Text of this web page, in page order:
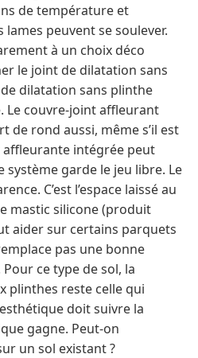
de température et
lames peuvent se soulever.
à un choix déco
le joint de dilatation sans
dilatation sans plinthe
Le couvre-joint affleurant
de rond aussi, même s’il est
intégrée peut
système garde le jeu libre. Le
C’est l’espace laissé au
mastic silicone (produit
aider sur certains parquets
pas une bonne
ce type de sol, la
plinthes reste celle qui
doit suivre la
gagne. Peut-on
un sol existant ?